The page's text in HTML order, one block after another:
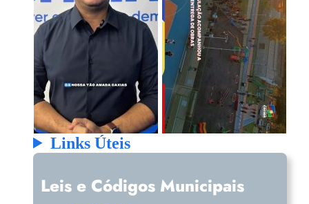
Links Úteis
Leis e Códigos Municipais